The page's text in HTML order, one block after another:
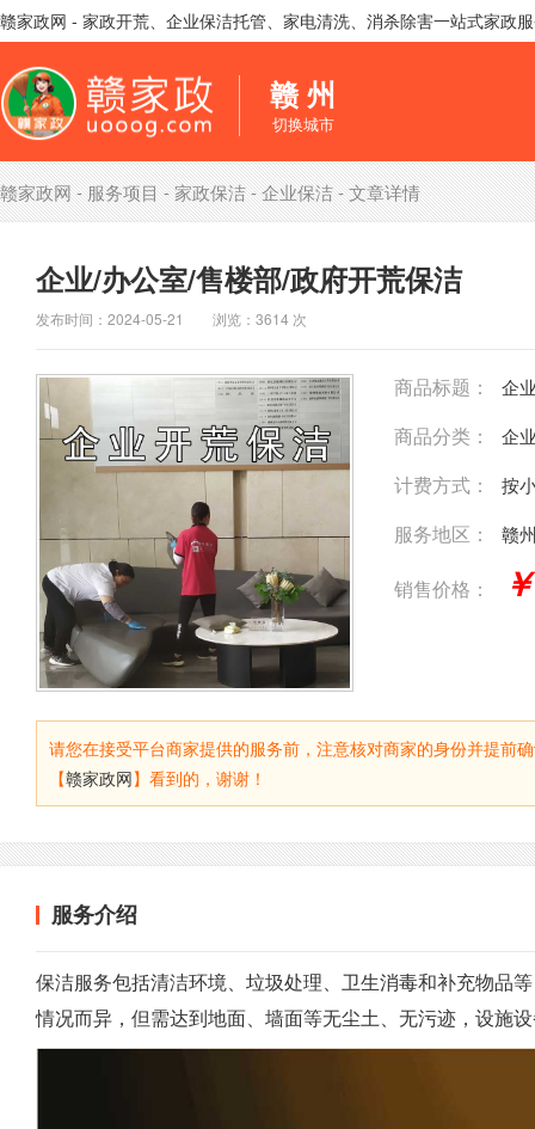
赣家政网 - 家政开荒、企业保洁托管、家电清洗、消杀除害一站式家政
赣 州
切换城市
赣家政网-服务项目-家政保洁-企业保洁- 文章详情
企业/办公室/售楼部/政府开荒保洁
发布时间：2024-05-21 浏览：3614 次
商品标题： 企
商品分类： 企
计费方式： 按
服务地区： 赣
销售价格： ￥
请您在接受平台商家提供的服务前，注意核对商家的身份并提前
【赣家政网】看到的，谢谢！
服务介绍
保洁服务包括清洁环境、垃圾处理、卫生消毒和补充物品
情况而异，但需达到地面、墙面等无尘土、无污迹，设施